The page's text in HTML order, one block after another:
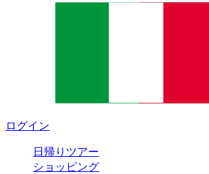
ログイン
日帰りツアー
ショッピング